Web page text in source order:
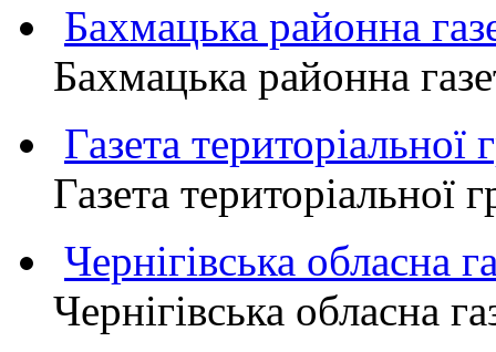
Бахмацька районна
Бахмацька районна
Газета
Газета
Чернігівська обласна
Чернігівська обласна